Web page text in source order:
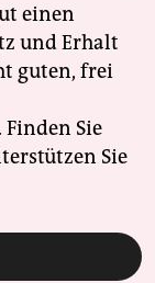
einen
und Erhalt
guten, frei
Sie
Sie